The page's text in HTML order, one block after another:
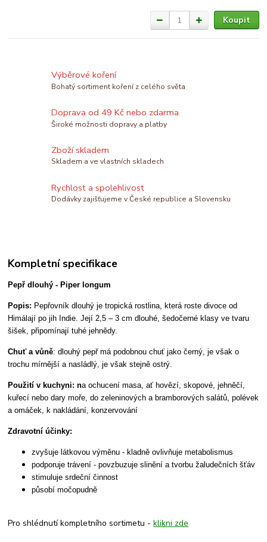
Koupit
Výběrové koření
Bohatý sortiment koření z celého světa
Doprava od 49 Kč nebo zdarma
Široké možnosti dopravy a platby
Zboží skladem
Skladem a ve vlastních skladech
Rychlost a spolehlivost
Dodávky zajišťujeme v České republice a Slovensku
Kompletní specifikace
Pepř dlouhý - Piper longum
Popis: Pepřovník dlouhý je tropická rostlina, která roste divoce od
Himálají po jih Indie. Její 2,5 – 3 cm dlouhé, šedočerné klasy ve tvaru
šišek, připomínají tuhé jehnědy.
Chuť a vůně: dlouhý pepř má podobnou chuť jako černý, je však o
trochu mírnější a nasládlý, je však stejně ostrý.
Použití v kuchyni: na ochucení masa, ať hovězí, skopové, jehněčí,
kuřecí nebo dary moře, do zeleninových a bramborových salátů, polévek
a omáček,
k nakládání, konzervování
Zdravotní účinky:
zvyšuje látkovou výměnu - kladně ovlivňuje metabolismus
podporuje trávení - povzbuzuje slinění a tvorbu žaludečních šťáv
stimuluje srdeční činnost
působí močopudně
Pro shlédnutí kompletního sortimetu -klikni zde